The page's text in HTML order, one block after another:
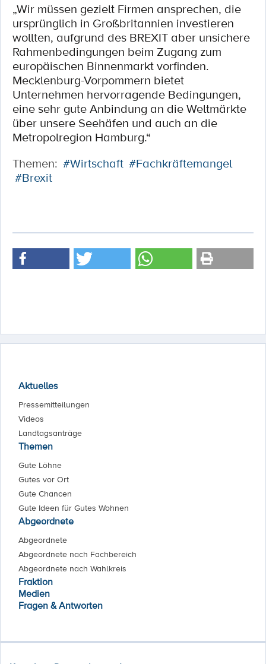
„Wir müssen gezielt Firmen ansprechen, die
ursprünglich in Großbritannien investieren
wollten, aufgrund des BREXIT aber unsichere
Rahmenbedingungen beim Zugang zum
europäischen Binnenmarkt vorfinden.
Mecklenburg-Vorpommern bietet
Unternehmen hervorragende Bedingungen,
eine sehr gute Anbindung an die Weltmärkte
über unsere Seehäfen und auch an die
Metropolregion Hamburg.“
Themen: #Wirtschaft #Fachkräftemangel
#Brexit
Aktuelles
Pressemitteilungen
Videos
Landtagsanträge
Themen
Gute Löhne
Gutes vor Ort
Gute Chancen
Gute Ideen für Gutes Wohnen
Abgeordnete
Abgeordnete
Abgeordnete nach Fachbereich
Abgeordnete nach Wahlkreis
Fraktion
Medien
Fragen & Antworten